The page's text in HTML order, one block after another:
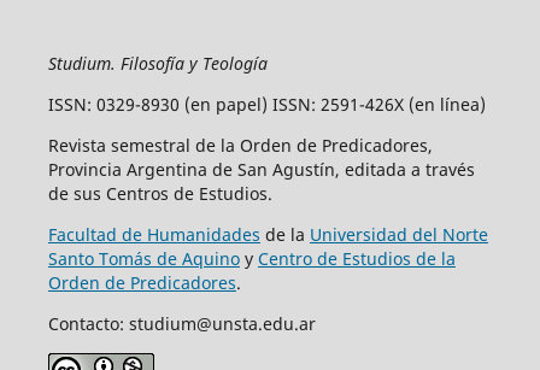
Studium. Filosofía y Teología
ISSN: 0329-8930 (en papel) ISSN: 2591-426X (en línea)
Revista semestral de la Orden de Predicadores,
Provincia Argentina de San Agustín, editada a través
de sus Centros de Estudios.
Facultad de Humanidades de la Universidad del Norte
Santo Tomás de Aquinoy Centro de Estudios de la
Orden de Predicadores.
Contacto: studium@unsta.edu.ar